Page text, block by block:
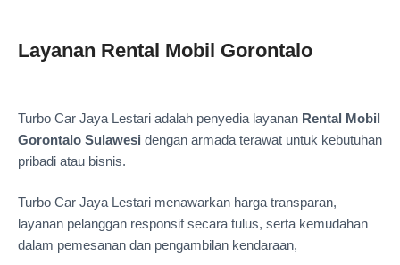
Layanan Rental Mobil Gorontalo
Turbo Car Jaya Lestari adalah penyedia layanan Rental Mobil
Gorontalo Sulawesi dengan armada terawat untuk kebutuhan
pribadi atau bisnis.
Turbo Car Jaya Lestari menawarkan harga transparan,
layanan pelanggan responsif secara tulus, serta kemudahan
dalam pemesanan dan pengambilan kendaraan,